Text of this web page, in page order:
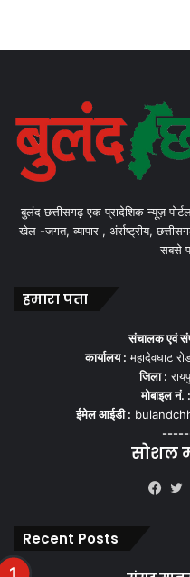
बुलंद छत्तीसगढ़ एक प्रादेशिक न्यूज़
खेल -जगत, व्यापार , अंर्राष्ट्रीय,
सबसे
हमारा पता
संचालक एवं
कार्यालय : महादेवघाट
जिला :
मोबाइल नं. :
ईमेल आईडी :
सोशल
Recent Posts